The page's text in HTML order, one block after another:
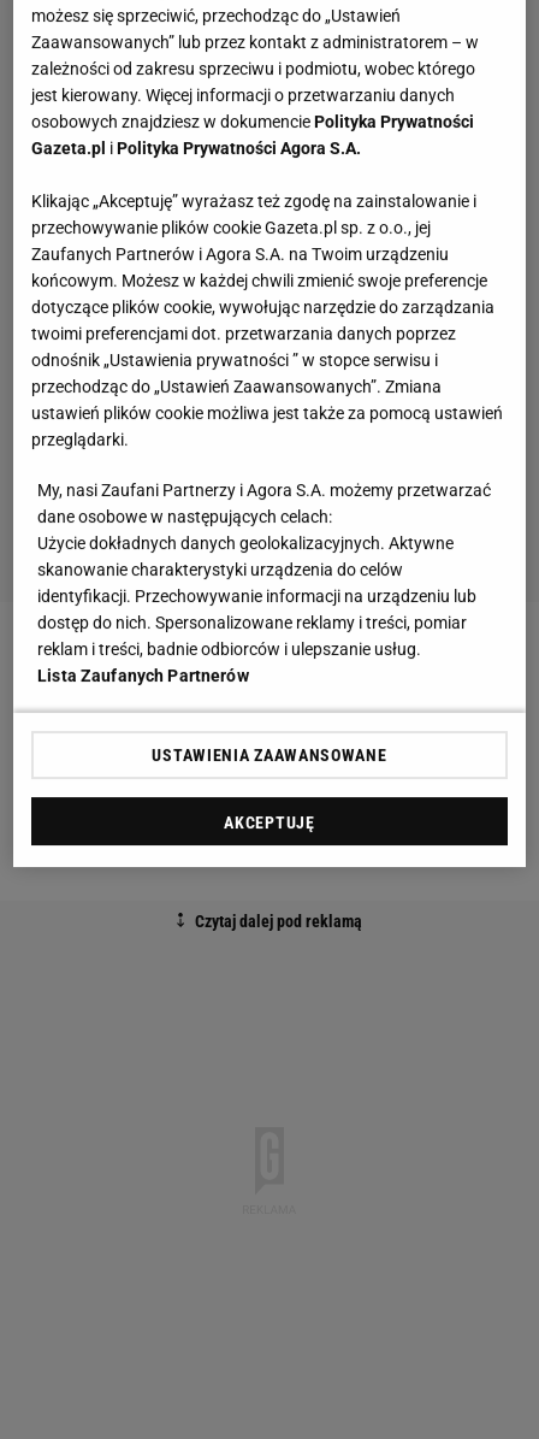
Jennifer Lopez świętuje w bikini swoje 49 urodziny.
Czy tak wygląda kobieta w tym wieku?
Cezary Pazura bez koszulki
Cezary Pazura na swoim profilu na Instagramie
pochwalił się zdjęciem bez koszulki. Podpisał je tak:
możesz się sprzeciwić, przechodząc do „Ustawień
Zaawansowanych” lub przez kontakt z administratorem – w
zależności od zakresu sprzeciwu i podmiotu, wobec którego
jest kierowany. Więcej informacji o przetwarzaniu danych
osobowych znajdziesz w dokumenciePolityka Prywatności
Gazeta.pl iPolityka Prywatności Agora S.A.
Klikając „Akceptuję” wyrażasz też zgodę na zainstalowanie i
przechowywanie plików cookie Gazeta.pl sp. z o.o., jej
Zaufanych Partnerów i Agora S.A. na Twoim urządzeniu
końcowym. Możesz w każdej chwili zmienić swoje preferencje
dotyczące plików cookie, wywołując narzędzie do zarządzania
twoimi preferencjami dot. przetwarzania danych poprzez
odnośnik „Ustawienia prywatności ” w stopce serwisu i
przechodząc do „Ustawień Zaawansowanych”. Zmiana
ustawień plików cookie możliwa jest także za pomocą ustawień
przeglądarki.
My, nasi Zaufani Partnerzy i Agora S.A. możemy przetwarzać
dane osobowe w następujących celach:
Użycie dokładnych danych geolokalizacyjnych. Aktywne
skanowanie charakterystyki urządzenia do celów
identyfikacji. Przechowywanie informacji na urządzeniu lub
dostęp do nich. Spersonalizowane reklamy i treści, pomiar
reklam i treści, badnie odbiorców i ulepszanie usług.
Lista Zaufanych Partnerów
USTAWIENIA ZAAWANSOWANE
AKCEPTUJĘ